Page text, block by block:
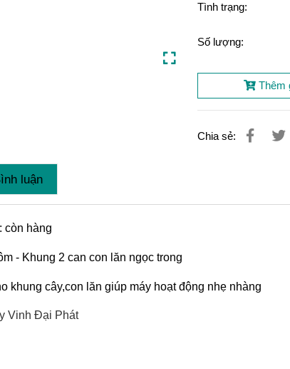
Tình trạng:
Số lượng:
Thêm
Chia sẻ:
luận
còn hàng
- Khung 2 can con lăn ngọc trong
khung cây,con lăn giúp máy hoạt động nhẹ nhàng
Vinh Đại Phát